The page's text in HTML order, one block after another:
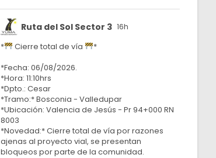
Ruta del Sol Sector 3 16h
* Cierre total de vía
*
*Fecha: 06/08/2026.
*Hora: 11:10hrs
*Dpto.: Cesar
*Tramo:* Bosconia - Valledupar
*Ubicación: Valencia de Jesús - Pr 94+000 RN
8003
*Novedad:* Cierre total de vía por razones
ajenas al proyecto vial, se presentan
bloqueos por parte de la comunidad.